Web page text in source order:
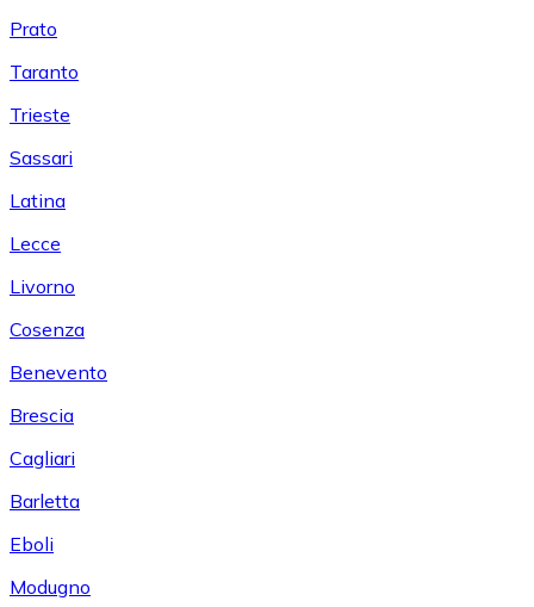
Prato
Taranto
Trieste
Sassari
Latina
Lecce
Livorno
Cosenza
Benevento
Brescia
Cagliari
Barletta
Eboli
Modugno